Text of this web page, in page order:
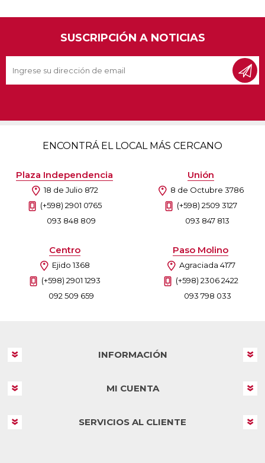
SUSCRIPCIÓN A NOTICIAS
ENCONTRÁ EL LOCAL MÁS CERCANO
Plaza Independencia
18 de Julio 872
(+598) 2901 0765
093 848 809
Unión
8 de Octubre 3786
(+598) 2509 3127
093 847 813
Centro
Ejido 1368
(+598) 2901 1293
092 509 659
Paso Molino
Agraciada 4177
(+598) 2306 2422
093 798 033
INFORMACIÓN
MI CUENTA
SERVICIOS AL CLIENTE